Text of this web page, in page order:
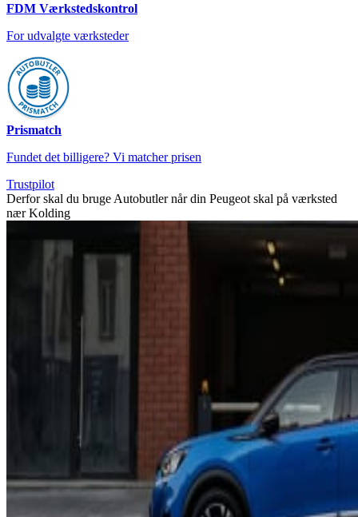
FDM Værkstedskontrol
For udvalgte værksteder
Prismatch
Fundet det billigere? Vi matcher prisen
Trustpilot
Derfor skal du bruge Autobutler når din Peugeot skal på værksted
nær Kolding